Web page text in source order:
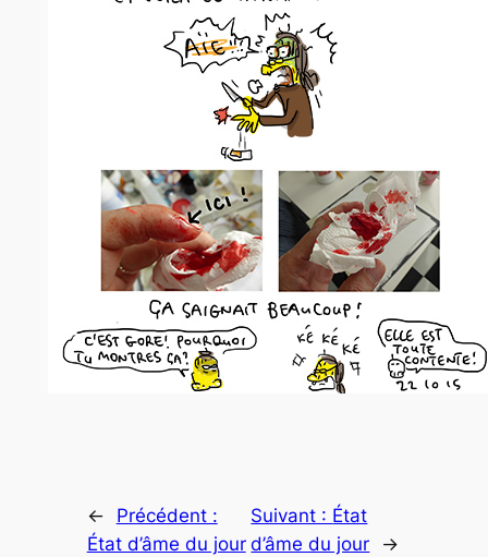
←
Précédent :
État d’âme du jour
Suivant : État
d’âme du jour
→